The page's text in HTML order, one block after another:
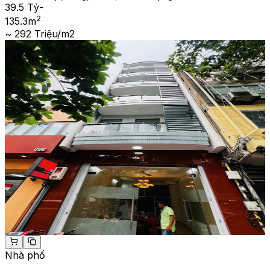
39.5 Tỷ-
135.3m2
~ 292 Triệu/m2
Nhà phố